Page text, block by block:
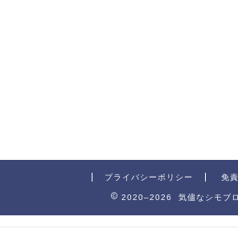
プライバシーポリシー 免
2020–2026 気儘なシモブ